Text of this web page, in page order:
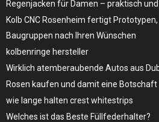
Regenjacken für Damen – praktisch
Kolb CNC Rosenheim fertigt
Baugruppen nach Ihren Wünschen
kolbenringe hersteller
Wirklich atemberaubende Autos aus
Rosen kaufen und damit eine Botschaft
wie lange halten crest whitestrips
Welches ist das Beste Füllfederhalter?